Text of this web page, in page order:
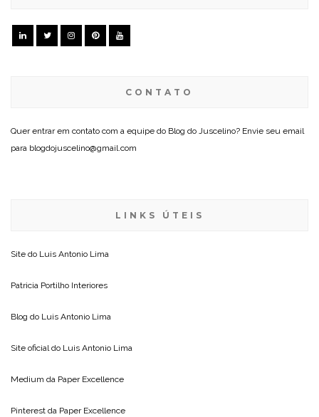
CONTATO
Quer entrar em contato com a equipe do Blog do Juscelino? Envie seu email
para blogdojuscelino@gmail.com
LINKS ÚTEIS
Site do Luis Antonio Lima
Patricia Portilho Interiores
Blog do Luis Antonio Lima
Site oficial do Luis Antonio Lima
Medium da Paper Excellence
Pinterest da Paper Excellence